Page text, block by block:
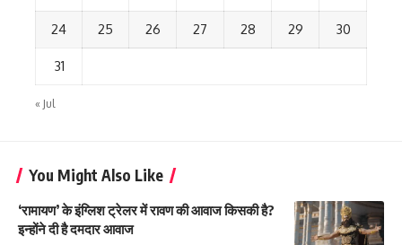
24 25 26 27 28 29 30
31
« Jul
You Might Also Like
‘रामायण’ के इंग्लिश ट्रेलर में रावण की आवाज किसकी है?
इन्होंने दी है दमदार आवाज